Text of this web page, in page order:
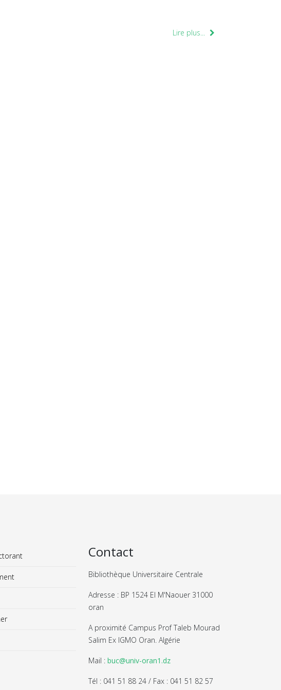
Lire plus...
Contact
Bibliothèque Universitaire Centrale
Adresse : BP 1524 El M'Naouer 31000
oran
A proximité Campus Prof Taleb Mourad
Salim Ex IGMO Oran. Algérie
Mail : buc@univ-oran1.dz
Tél : 041 51 88 24 / Fax : 041 51 82 57